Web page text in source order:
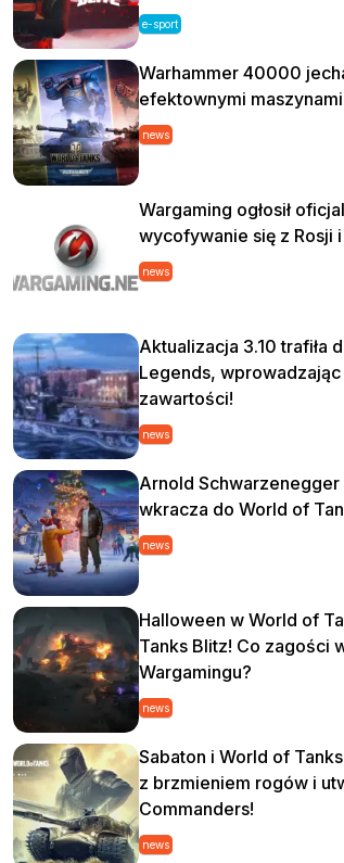
e-sport
Warhammer 40000
efektownymi
news
Wargaming ogłosił
wycofywanie się z Rosji i
news
Aktualizacja 3.10 trafiła
Legends,
zawartości!
news
Arnold
wkracza do World of
news
Halloween w World of
Tanks Blitz! Co zagości
Wargamingu?
news
Sabaton i World of
z brzmieniem rogów i
Commanders!
news